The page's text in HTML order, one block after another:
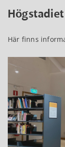
Högstadiet
Här finns